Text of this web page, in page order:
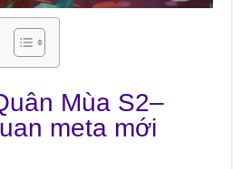
Mùa S2–
meta mới